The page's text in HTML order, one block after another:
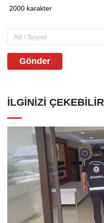
Gönder
İLGINIZI ÇEKEBILIR